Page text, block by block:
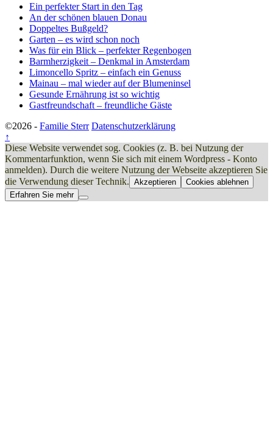
Ein perfekter Start in den Tag
An der schönen blauen Donau
Doppeltes Bußgeld?
Garten – es wird schon noch
Was für ein Blick – perfekter Regenbogen
Barmherzigkeit – Denkmal in Amsterdam
Limoncello Spritz – einfach ein Genuss
Mainau – mal wieder auf der Blumeninsel
Gesunde Ernährung ist so wichtig
Gastfreundschaft – freundliche Gäste
©2026 - Familie Sterr Datenschutzerklärung
↑
Diese Website verwendet sog. Cookies (z. B. bei Nutzung der
Kommentarfunktion, wenn Sie sich mit einem Wordpress - Konto
anmelden). Durch die weitere Nutzung der Webseite akzeptieren Sie
die Verwendung dieser Technik. Akzeptieren
Cookies ablehnen
Erfahren Sie mehr